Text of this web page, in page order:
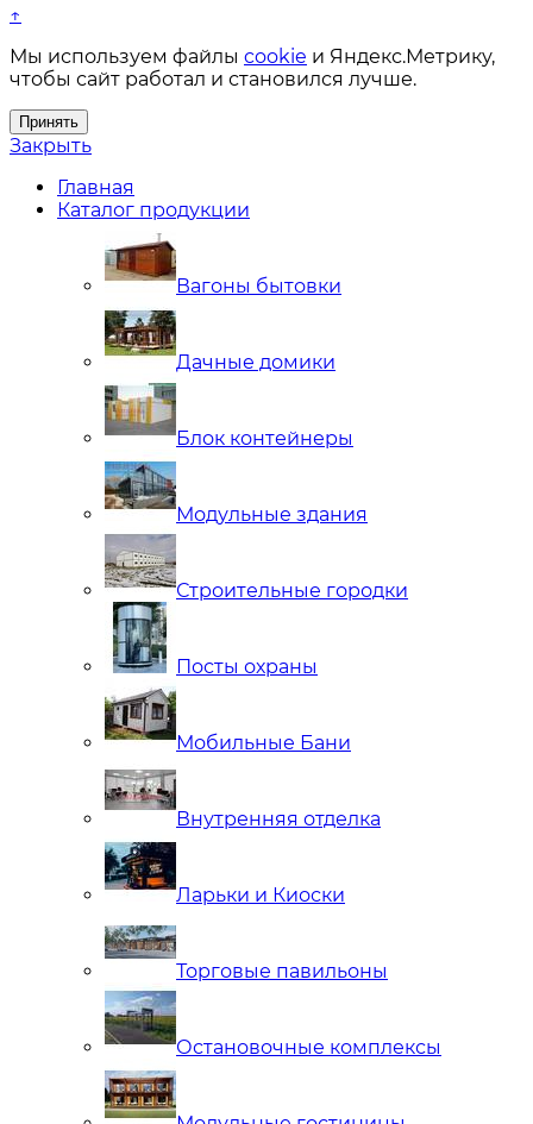
↑
Мы используем файлы cookie и Яндекс.Метрику,
чтобы сайт работал и становился лучше.
Принять
Закрыть
Главная
Каталог продукции
Вагоны бытовки
Дачные домики
Блок контейнеры
Модульные здания
Строительные городки
Посты охраны
Мобильные Бани
Внутренняя отделка
Ларьки и Киоски
Торговые павильоны
Остановочные комплексы